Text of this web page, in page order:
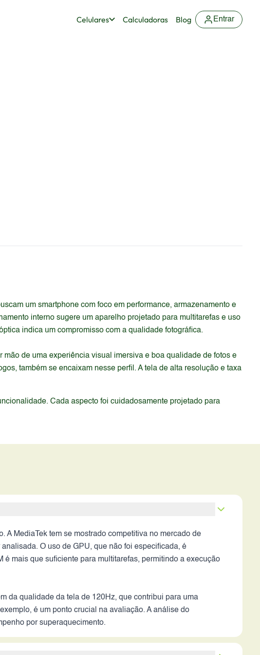
Celulares Calculadoras Blog Entrar
um smartphone com foco em performance, armazenamento e
interno sugere um aparelho projetado para multitarefas e uso
indica um compromisso com a qualidade fotográfica.
de uma experiência visual imersiva e boa qualidade de fotos e
também se encaixam nesse perfil. A tela de alta resolução e taxa
Cada aspecto foi cuidadosamente projetado para
A MediaTek tem se mostrado competitiva no mercado de
O uso de GPU, que não foi especificada, é
mais que suficiente para multitarefas, permitindo a execução
da qualidade da tela de 120Hz, que contribui para uma
é um ponto crucial na avaliação. A análise do
por superaquecimento.